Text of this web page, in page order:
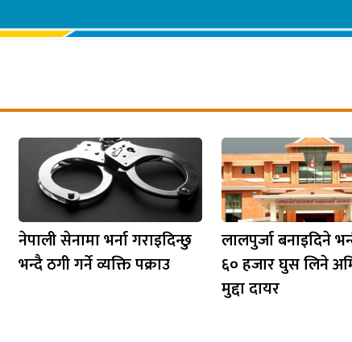
नेपाली सेनामा भर्ना गराइदिन्छु
भन्दै ठगी गर्ने व्यक्ति पक्राउ
लालपुर्जा बनाइदिने
६० हजार घुस लिने
मुद्दा दायर